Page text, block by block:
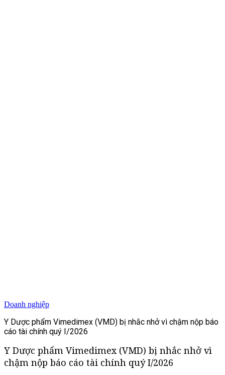
Doanh nghiệp
Y Dược phẩm Vimedimex (VMD) bị nhắc nhở vì chậm nộp báo
cáo tài chính quý I/2026
Y Dược phẩm Vimedimex (VMD) bị nhắc nhở vì
chậm nộp báo cáo tài chính quý I/2026